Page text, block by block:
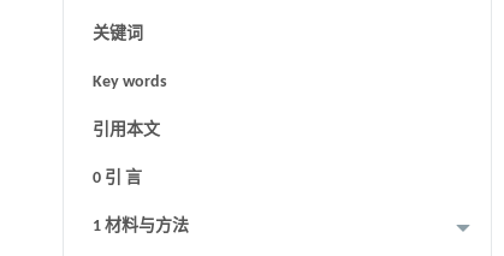
关键词
Key words
引用本文
0 引 言
1 材料与方法